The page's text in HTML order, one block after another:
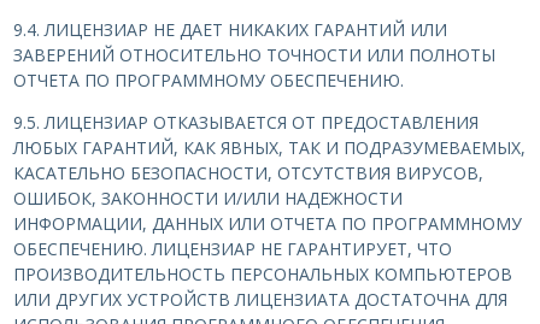
9.4. ЛИЦЕНЗИАР НЕ ДАЕТ НИКАКИХ ГАРАНТИЙ ИЛИ
ЗАВЕРЕНИЙ ОТНОСИТЕЛЬНО ТОЧНОСТИ ИЛИ ПОЛНОТЫ
ОТЧЕТА ПО ПРОГРАММНОМУ ОБЕСПЕЧЕНИЮ.
9.5. ЛИЦЕНЗИАР ОТКАЗЫВАЕТСЯ ОТ ПРЕДОСТАВЛЕНИЯ
ЛЮБЫХ ГАРАНТИЙ, КАК ЯВНЫХ, ТАК И ПОДРАЗУМЕВАЕМЫХ,
КАСАТЕЛЬНО БЕЗОПАСНОСТИ, ОТСУТСТВИЯ ВИРУСОВ,
ОШИБОК, ЗАКОННОСТИ И/ИЛИ НАДЕЖНОСТИ
ИНФОРМАЦИИ, ДАННЫХ ИЛИ ОТЧЕТА ПО ПРОГРАММНОМУ
ОБЕСПЕЧЕНИЮ. ЛИЦЕНЗИАР НЕ ГАРАНТИРУЕТ, ЧТО
ПРОИЗВОДИТЕЛЬНОСТЬ ПЕРСОНАЛЬНЫХ КОМПЬЮТЕРОВ
ИЛИ ДРУГИХ УСТРОЙСТВ ЛИЦЕНЗИАТА ДОСТАТОЧНА ДЛЯ